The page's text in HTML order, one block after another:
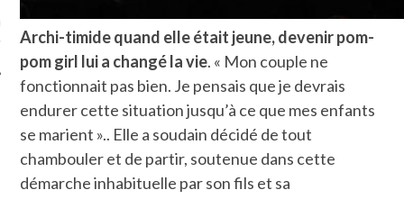
surla-femme-qui-
MOI SUR
TWITTER
Archi-timide quand elle était jeune, devenir pom-
pom girl lui a changé la vie. « Mon couple ne
fonctionnait pas bien. Je pensais que je devrais
endurer cette situation jusqu’à ce que mes enfants
se marient ».. Elle a soudain décidé de tout
chambouler et de partir, soutenue dans cette
démarche inhabituelle par son fils et sa